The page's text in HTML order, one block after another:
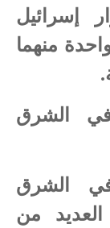
إسرائيل
منهما
في الشرق
الشرق
من